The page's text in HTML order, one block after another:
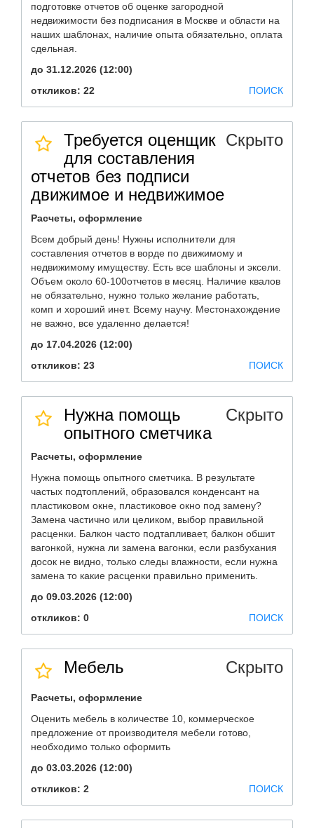
подготовке отчетов об оценке загородной
недвижимости без подписания в Москве и области на
наших шаблонах, наличие опыта обязательно, оплата
сдельная.
до 31.12.2026 (12:00)
откликов: 22
ПОИСК
Требуется оценщик
для составления
отчетов без подписи
движимое и недвижимое
Скрыто
Расчеты, оформление
Всем добрый день! Нужны исполнители для
составления отчетов в ворде по движимому и
недвижимому имуществу. Есть все шаблоны и эксели.
Объем около 60-100отчетов в месяц. Наличие квалов
не обязательно, нужно только желание работать,
комп и хороший инет. Всему научу. Местонахождение
не важно, все удаленно делается!
до 17.04.2026 (12:00)
откликов: 23
ПОИСК
Нужна помощь
опытного сметчика
Скрыто
Расчеты, оформление
Нужна помощь опытного сметчика. В результате
частых подтоплений, образовался конденсант на
пластиковом окне, пластиковое окно под замену?
Замена частично или целиком, выбор правильной
расценки. Балкон часто подтапливает, балкон обшит
вагонкой, нужна ли замена вагонки, если разбухания
досок не видно, только следы влажности, если нужна
замена то какие расценки правильно применить.
до 09.03.2026 (12:00)
откликов: 0
ПОИСК
Мебель Скрыто
Расчеты, оформление
Оценить мебель в количестве 10, коммерческое
предложение от производителя мебели готово,
необходимо только оформить
до 03.03.2026 (12:00)
откликов: 2
ПОИСК